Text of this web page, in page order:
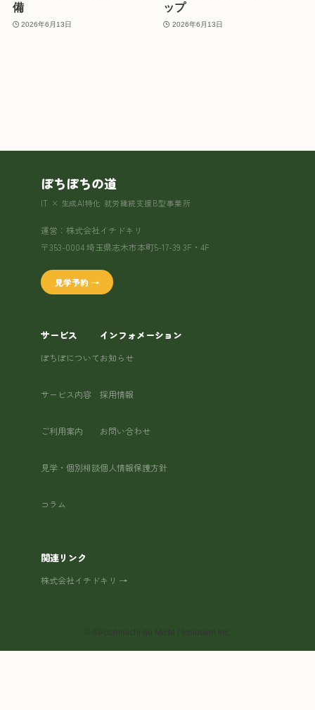
備
2026年6月13日
ップ
2026年6月13日
ぽちぽちの道
IT × 生成AI特化 就労継続支援B型事業所
運営：株式会社イチドキリ
〒353-0004 埼玉県志木市本町5-17-39 3F・4F
見学予約 →
サービス
ぽちぽについて
サービス内容
ご利用案内
見学・個別相談
コラム
インフォメーション
お知らせ
採用情報
お問い合わせ
個人情報保護方針
関連リンク
株式会社イチドキリ →